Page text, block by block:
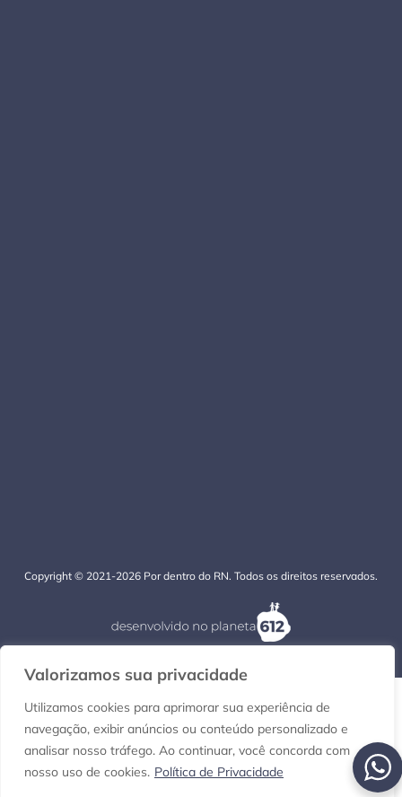
Valorizamos sua privacidade
Utilizamos cookies para aprimorar sua experiência de
navegação, exibir anúncios ou conteúdo personalizado e
analisar nosso tráfego. Ao continuar, você concorda com
nosso uso de cookies. Política de Privacidade
Copyright © 2021-2026 Por dentro do RN. Todos os direitos reservados.